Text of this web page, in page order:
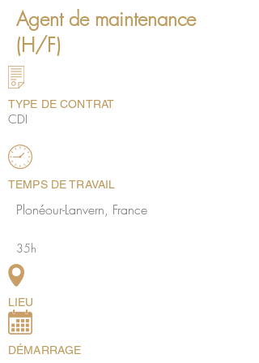
Agent de maintenance
(H/F)
TYPE DE CONTRAT
CDI
TEMPS DE TRAVAIL
Plonéour-Lanvern, France
35h
LIEU
DÉMARRAGE